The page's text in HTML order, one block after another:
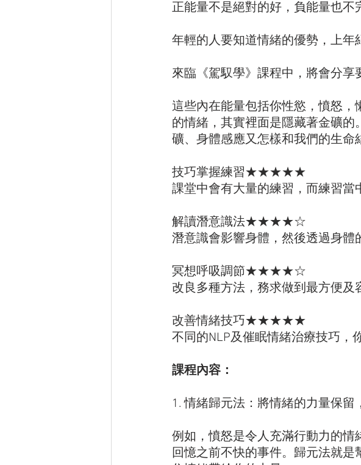
正能量不是絕對的好，負能量也不
年輕的人要知道情緒的優勢，上年
來臨《駕馭學》課程中，將會分享
這些內在能量包括你性慾，憤怒
的情緒，其實裡面是隱藏著金礦
礦、身體感應又怎樣和我們的生命
技巧掌握練習★★★★★
課堂中會有大量的練習，而練習當
解讀潛意識法★★★★☆
潛意識會影響身體，然後透過身體
冥想呼吸調節★★★★☆
改良多種方法，務求做到最方便及
改善情緒技巧★★★★★
不同的NLP及催眠情緒治療技巧，
課程內容：
1. 情緒歸元法：將情緒的力量保留
例如，憤怒是令人充滿行動力的
回憶之前不快的事件。歸元法就